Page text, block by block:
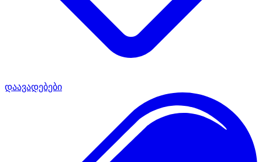
დაავადებები